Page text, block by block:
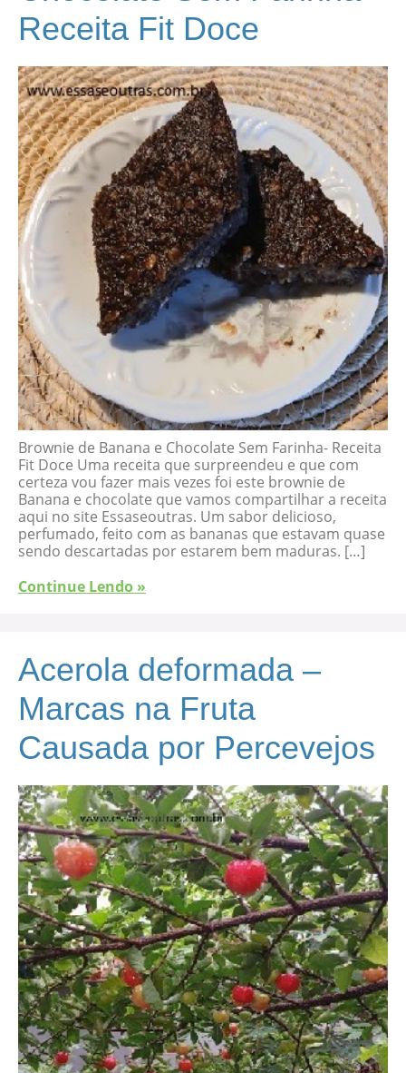
Receita Fit Doce
Brownie de Banana e Chocolate Sem Farinha- Receita
Fit Doce Uma receita que surpreendeu e que com
certeza vou fazer mais vezes foi este brownie de
Banana e chocolate que vamos compartilhar a receita
aqui no site Essaseoutras. Um sabor delicioso,
perfumado, feito com as bananas que estavam quase
sendo descartadas por estarem bem maduras. […]
Continue Lendo »
Acerola deformada –
Marcas na Fruta
Causada por Percevejos